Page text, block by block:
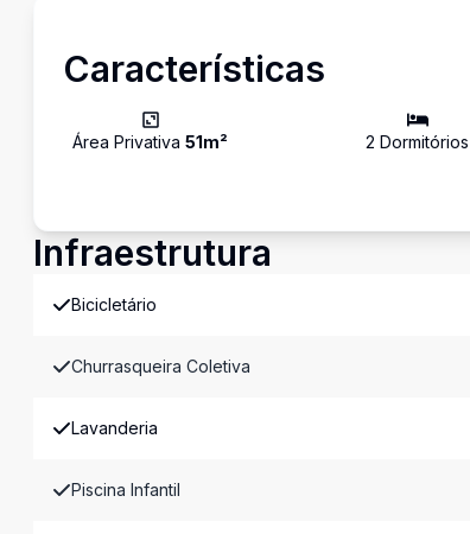
Características
Área Privativa 51m² 2 Dormitórios
Infraestrutura
Bicicletário
Churrasqueira Coletiva
Lavanderia
Piscina Infantil